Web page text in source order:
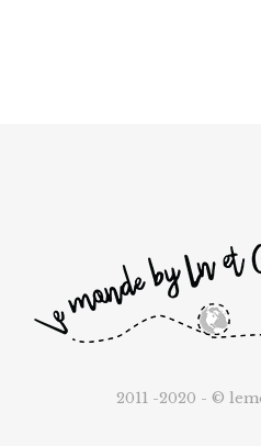
2011 -2020 - ©